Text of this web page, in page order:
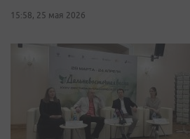
15:58, 25 мая 2026